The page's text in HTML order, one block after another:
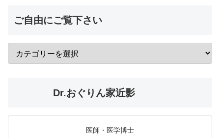
ご自由にご覧下さい
Dr.おぐりん家近影
医師・医学博士